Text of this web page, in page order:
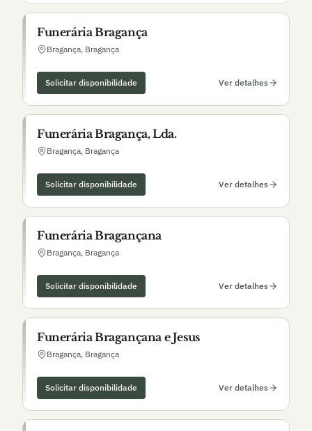
serviço que honre a vida do falecido e conforte aqueles que
Funerária Bragança
Bragança, Bragança
Solicitar disponibilidade Ver detalhes
Funerária Bragança, Lda.
Bragança, Bragança
Solicitar disponibilidade Ver detalhes
Funerária Bragançana
Bragança, Bragança
Solicitar disponibilidade Ver detalhes
Funerária Bragançana e Jesus
Bragança, Bragança
Solicitar disponibilidade Ver detalhes